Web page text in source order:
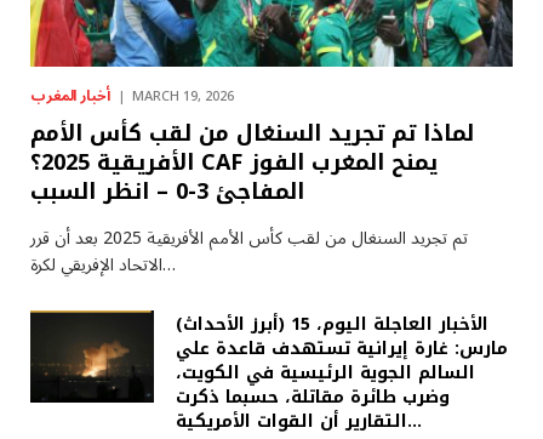
أخبار المغرب MARCH 19, 2026
لماذا تم تجريد السنغال من لقب كأس الأمم
الأفريقية 2025؟ CAF يمنح المغرب الفوز
المفاجئ 3-0 – انظر السبب
تم تجريد السنغال من لقب كأس الأمم الأفريقية 2025 بعد أن قرر
الاتحاد الإفريقي لكرة…
(أبرز الأحداث) الأخبار العاجلة اليوم، 15
مارس: غارة إيرانية تستهدف قاعدة علي
السالم الجوية الرئيسية في الكويت،
وضرب طائرة مقاتلة، حسبما ذكرت
التقارير أن القوات الأمريكية…